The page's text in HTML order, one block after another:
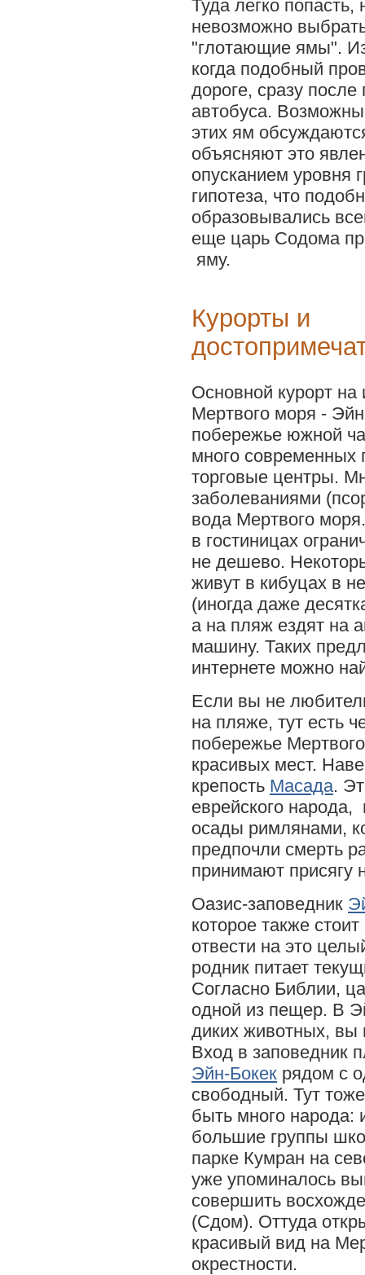
Туда легко попасть,
невозможно
"глотающие ямы".
когда подобный
дороге, сразу после
автобуса.
этих ям
объясняют это
опусканием уровня
гипотеза, что
образовывались
еще царь Содома
яму.
Курорты и
Основной курорт на
Мертвого моря -
побережье южной
много современных
торговые центры.
заболеваниями
вода Мертвого
в гостиницах
не дешево.
живут в кибуцах в
(иногда даже
а на пляж ездят на
машину. Таких
интернете можно
Если вы не
на пляже, тут есть
побережье
красивых мест.
крепость Масада.
еврейского народа,
осады римлянами,
предпочли смерть
принимают присягу
Оазис-заповедник
которое также
отвести на это
родник питает
Согласно Библии,
одной из пещер. В
диких животных, вы
Вход в заповедник
Эйн-Бокек рядом с
свободный. Тут
быть много народа:
большие группы
парке Кумран на
уже упоминалось
совершить
(Сдом). Оттуда
красивый вид на
окрестности.